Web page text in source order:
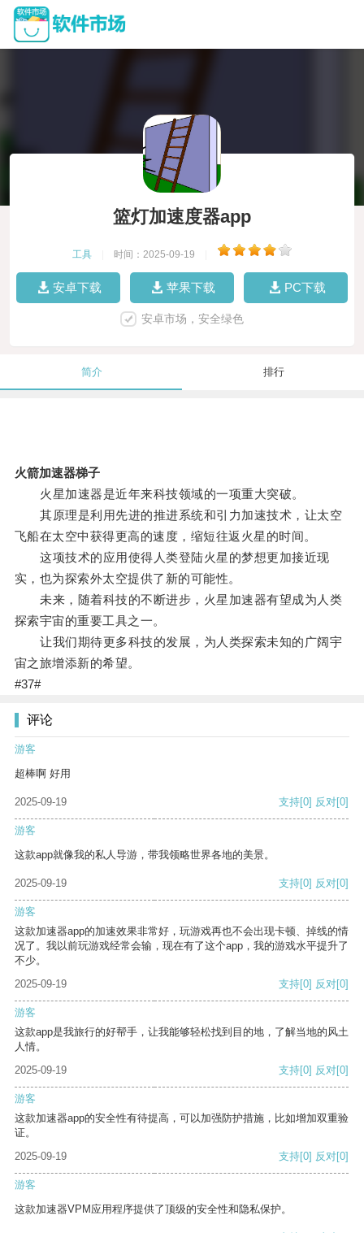
篮灯加速度器app
工具 时间：2025-09-19
安卓下载 苹果下载 PC下载
安卓市场，安全绿色
简介 排行
火箭加速器梯子
火星加速器是近年来科技领域的一项重大突破。
其原理是利用先进的推进系统和引力加速技术，让太空
飞船在太空中获得更高的速度，缩短往返火星的时间。
这项技术的应用使得人类登陆火星的梦想更加接近现
实，也为探索外太空提供了新的可能性。
未来，随着科技的不断进步，火星加速器有望成为人类
探索宇宙的重要工具之一。
让我们期待更多科技的发展，为人类探索未知的广阔宇
宙之旅增添新的希望。
#37#
评论
游客
超棒啊 好用
2025-09-19 支持[0] 反对[0]
游客
这款app就像我的私人导游，带我领略世界各地的美景。
2025-09-19 支持[0] 反对[0]
游客
这款加速器app的加速效果非常好，玩游戏再也不会出现卡顿、掉线的情
况了。我以前玩游戏经常会输，现在有了这个app，我的游戏水平提升了
不少。
2025-09-19
支持[0] 反对[0]
游客
这款app是我旅行的好帮手，让我能够轻松找到目的地，了解当地的风土
人情。
2025-09-19
支持[0] 反对[0]
游客
这款加速器app的安全性有待提高，可以加强防护措施，比如增加双重验
证。
2025-09-19
支持[0] 反对[0]
游客
这款加速器VPM应用程序提供了顶级的安全性和隐私保护。